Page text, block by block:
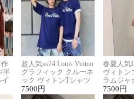
半
超人気ss24 Louis Vuiton
グラフィック クルーネ
ック ヴィトンTシャツ
スーパーコピー
7500 円
春夏人気
ヴィトン
ラムジャ
半袖Tシ
7500 円